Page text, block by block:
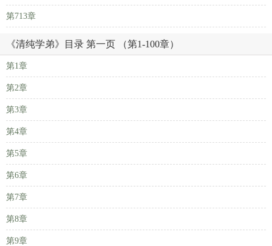
第713章
《清纯学弟》目录 第一页 （第1-100章）
第1章
第2章
第3章
第4章
第5章
第6章
第7章
第8章
第9章